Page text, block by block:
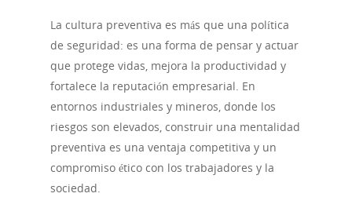
La cultura preventiva es más que una política
de seguridad: es una forma de pensar y actuar
que protege vidas, mejora la productividad y
fortalece la reputación empresarial. En
entornos industriales y mineros, donde los
riesgos son elevados, construir una mentalidad
preventiva es una ventaja competitiva y un
compromiso ético con los trabajadores y la
sociedad.